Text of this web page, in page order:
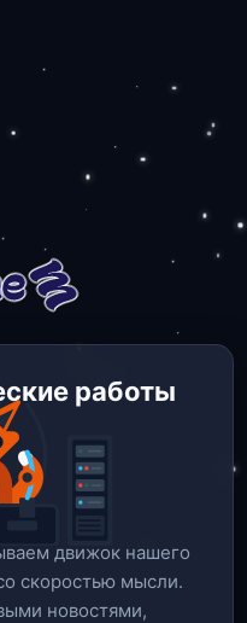
работы
движок нашего
скоростью мысли.
новостями,